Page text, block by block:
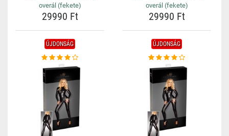
overál (fekete)
29990 Ft
overál (fekete)
29990 Ft
ÚJDONSÁG ÚJDONSÁG